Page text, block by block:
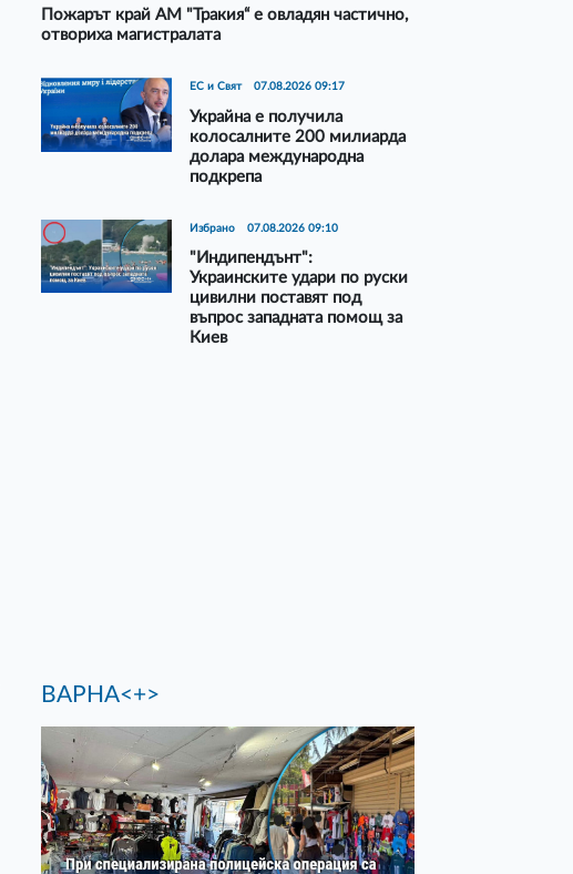
Пожарът край АМ "Тракия“ е овладян частично,
отвориха магистралата
ЕС и Свят 07.08.2026 09:17
Украйна е получила
колосалните 200 милиарда
долара международна
подкрепа
Избрано 07.08.2026 09:10
"Индипендънт":
Украинските удари по руски
цивилни поставят под
въпрос западната помощ за
Киев
ВАРНА<+>